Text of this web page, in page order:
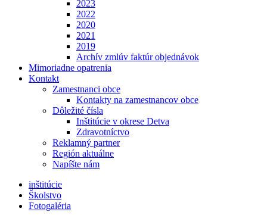
2023
2022
2020
2021
2019
Archív zmlúv faktúr objednávok
Mimoriadne opatrenia
Kontakt
Zamestnanci obce
Kontakty na zamestnancov obce
Dôležité čísla
Inštitúcie v okrese Detva
Zdravotníctvo
Reklamný partner
Región aktuálne
Napíšte nám
inštitúcie
Školstvo
Fotogaléria